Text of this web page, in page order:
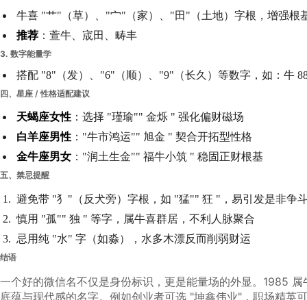
牛喜 "艹"（草）、"宀"（家）、"田"（土地）字根，增强根
推荐 ：萱牛、宬田、畴丰
3. 数字能量学
搭配 "8"（发）、"6"（顺）、"9"（长久）等数字，如：牛
四、星座 / 性格适配建议
天蝎座女性 ：选择 "瑾瑜"" 金烁 " 强化偏财磁场
白羊座男性 ："牛市鸿运"" 旭金 " 契合开拓型性格
金牛座男女 ："润土生金"" 福牛小筑 " 稳固正财根基
五、禁忌提醒
避免带 "犭"（反犬旁）字根，如 "猛"" 狂 "，易引发是非争
慎用 "孤"" 独 " 等字，属牛喜群居，不利人脉聚合
忌用纯 "水" 字（如淼），水多木漂反而削弱财运
结语
一个好的微信名不仅是身份标识，更是能量场的外显。1985
底蕴与现代感的名字。例如创业者可选 "坤鑫伟业"，职场精英